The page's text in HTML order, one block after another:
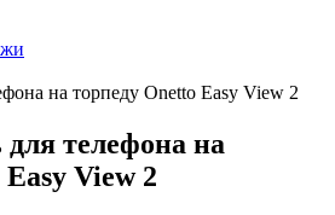
на торпеду Onetto Easy View 2
телефона на
View 2